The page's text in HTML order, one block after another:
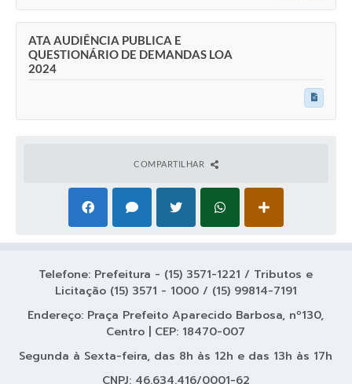
Coleta de Lixo
Plantão Farmácias e Saúde
FAQ / Perguntas e Respostas Frequentes
ATA AUDIÊNCIA PUBLICA E
QUESTIONÁRIO DE DEMANDAS LOA
2024
COMPARTILHAR
Telefone: Prefeitura - (15) 3571-1221 / Tributos e
Licitação (15) 3571 - 1000 / (15) 99814-7191
Endereço: Praça Prefeito Aparecido Barbosa, nº130,
Centro | CEP: 18470-007
Segunda à Sexta-feira, das 8h às 12h e das 13h às 17h
CNPJ: 46.634.416/0001-62